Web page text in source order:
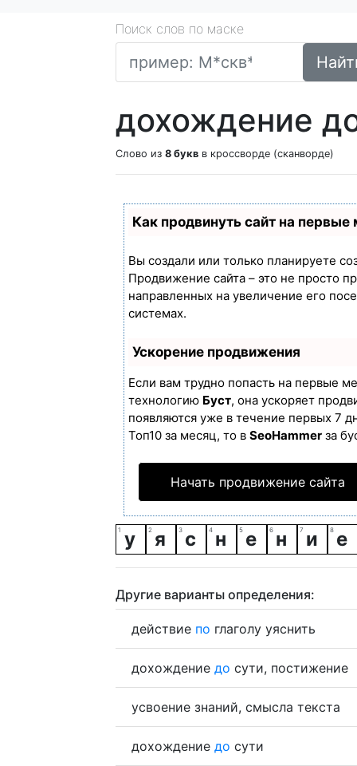
Поиск слов по маске
дохождение
Слово из 8 букв в кроссворде (сканворде)
Как продвинуть сайт на первые
Вы создали или только планируете
Продвижение сайта – это не просто
направленных на увеличение его
системах.
Ускорение продвижения
Если вам трудно попасть на первые
технологию Буст, она ускоряет
появляются уже в течение первых 7
Топ10 за месяц, то в SeoHammer за
Начать продвижение сайта
у я с н е н и е
Другие варианты определения:
действие по глаголу уяснить
дохождение до сути, постижение
усвоение знаний, смысла текста
дохождение до сути